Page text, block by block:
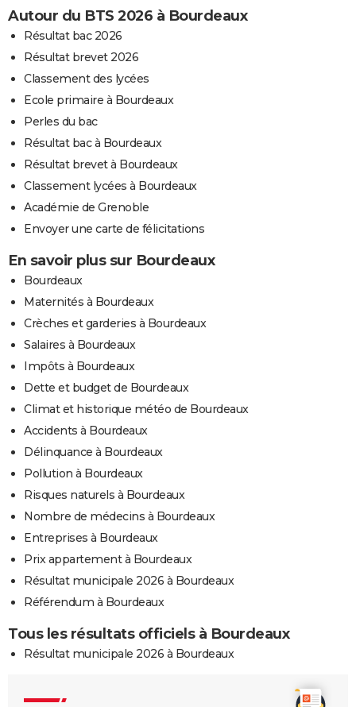
Autour du BTS 2026 à Bourdeaux
Résultat bac 2026
Résultat brevet 2026
Classement des lycées
Ecole primaire à Bourdeaux
Perles du bac
Résultat bac à Bourdeaux
Résultat brevet à Bourdeaux
Classement lycées à Bourdeaux
Académie de Grenoble
Envoyer une carte de félicitations
En savoir plus sur Bourdeaux
Bourdeaux
Maternités à Bourdeaux
Crèches et garderies à Bourdeaux
Salaires à Bourdeaux
Impôts à Bourdeaux
Dette et budget de Bourdeaux
Climat et historique météo de Bourdeaux
Accidents à Bourdeaux
Délinquance à Bourdeaux
Pollution à Bourdeaux
Risques naturels à Bourdeaux
Nombre de médecins à Bourdeaux
Entreprises à Bourdeaux
Prix appartement à Bourdeaux
Résultat municipale 2026 à Bourdeaux
Référendum à Bourdeaux
Tous les résultats officiels à Bourdeaux
Résultat municipale 2026 à Bourdeaux